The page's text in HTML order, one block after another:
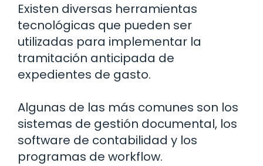
Existen diversas herramientas
tecnológicas que pueden ser
utilizadas para implementar la
tramitación anticipada de
expedientes de gasto.
Algunas de las más comunes son los
sistemas de gestión documental, los
software de contabilidad y los
programas de workflow.